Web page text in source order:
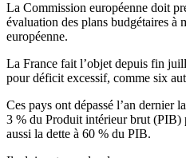
La Commission européenne doit
évaluation des plans budgétaires à
européenne.
La France fait l’objet depuis fin
pour déficit excessif, comme six
Ces pays ont dépassé l’an dernier
3 % du Produit intérieur brut (PIB)
aussi la dette à 60 % du PIB.